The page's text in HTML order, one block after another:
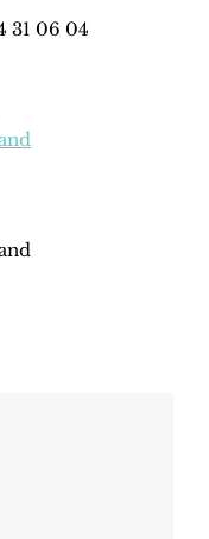
31 06 04